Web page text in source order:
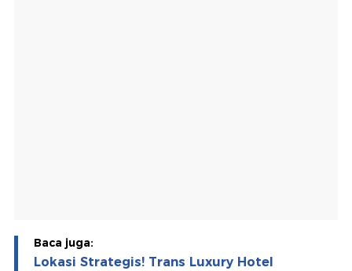
Baca juga:
Lokasi Strategis! Trans Luxury Hotel